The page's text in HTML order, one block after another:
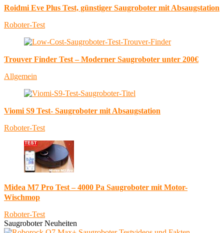
Roidmi Eve Plus Test, günstiger Saugroboter mit Absaugstation
Roboter-Test
Trouver Finder Test – Moderner Saugroboter unter 200€
Allgemein
Viomi S9 Test- Saugroboter mit Absaugstation
Roboter-Test
Midea M7 Pro Test – 4000 Pa Saugroboter mit Motor-
Wischmop
Roboter-Test
Saugroboter Neuheiten